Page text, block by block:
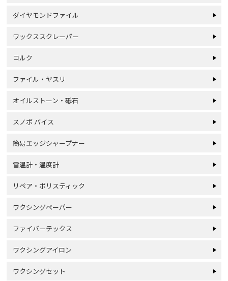
ダイヤモンドファイル
ワックススクレーパー
コルク
ファイル・ヤスリ
オイルストーン・砥石
スノボ バイス
簡易エッジシャープナー
雪温計・温度計
リペア・ポリスティック
ワクシングペーパー
ファイバーテックス
ワクシングアイロン
ワクシングセット